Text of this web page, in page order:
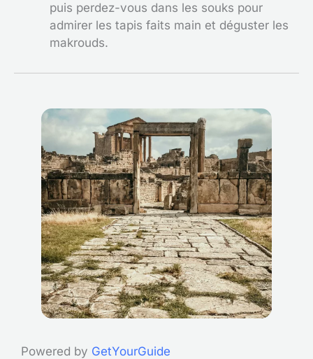
puis perdez-vous dans les souks pour
admirer les tapis faits main et déguster les
makrouds.
Powered by GetYourGuide